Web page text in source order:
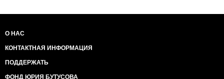
О НАС
КОНТАКТНАЯ ИНФОРМАЦИЯ
ПОДДЕРЖАТЬ
ФОНД ЮРИЯ БУТУСОВА